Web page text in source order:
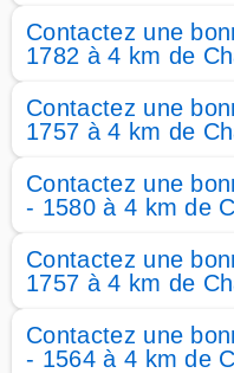
Contactez une
1782 à 4 km de
Contactez une
1757 à 4 km de
Contactez une
- 1580 à 4 km de
Contactez une
1757 à 4 km de
Contactez une
- 1564 à 4 km de